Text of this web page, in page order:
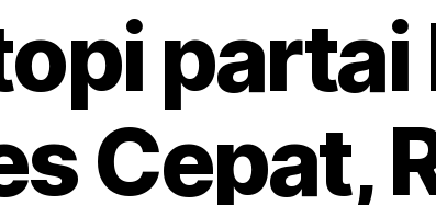
partai
Cepat,